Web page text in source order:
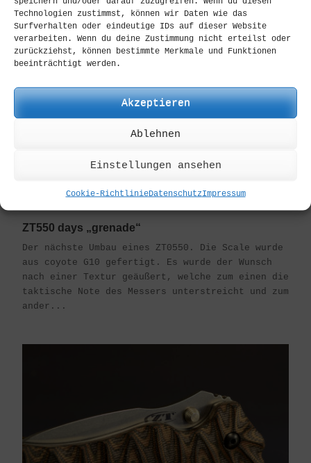
Technologien zustimmst, können wir Daten wie das
Surfverhalten oder eindeutige IDs auf dieser Website
verarbeiten. Wenn du deine Zustimmung nicht erteilst oder
zurückziehst, können bestimmte Merkmale und Funktionen
beeinträchtigt werden.
Akzeptieren
Ablehnen
Einstellungen ansehen
Cookie-RichtlinieDatenschutzImpressum
ZT550 days „grenade“
Der nächste Umbau eines ZT0550. Die Scale wurde
aus coyote G10 gefertigt. Es wurde der Wunsch
nach einer Textur geäußert, welche zum einen die
taktische Note des Messers unterstreicht und zum
ander...